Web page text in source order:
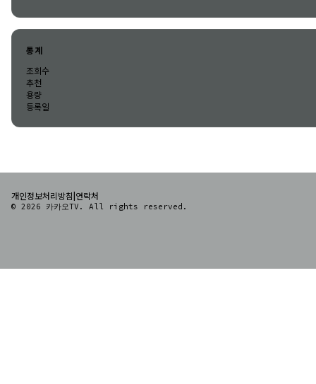
통계
조회수
추천
용량
등록일
개인정보처리방침|연락처
© 2026 카카오TV. All rights reserved.